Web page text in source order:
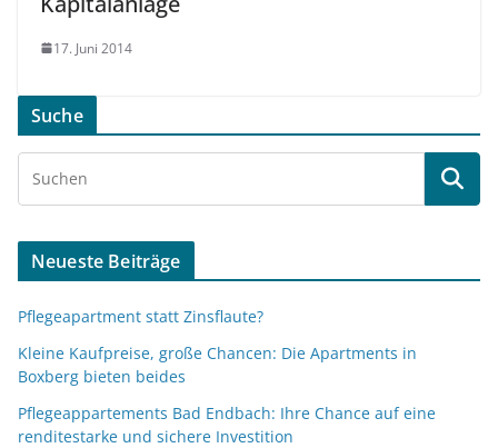
17. Juni 2014
Suche
Neueste Beiträge
Pflegeapartment statt Zinsflaute?
Kleine Kaufpreise, große Chancen: Die Apartments in
Boxberg bieten beides
Pflegeappartements Bad Endbach: Ihre Chance auf eine
renditestarke und sichere Investition